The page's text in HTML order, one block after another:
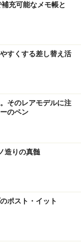
加工が全体に施
表記は国ごとの基
クロン程度とし
クロンが要求さ
に上回る10ミク
ことではなく、
分たちが納得い
ッシュ社の高品
レートの上にさ
このロジウムプ
抑えてくれると
充可能なメモ帳と
すくする差し替え活
そのレアモデルに注
のペン
造りの真髄
ポスト・イット